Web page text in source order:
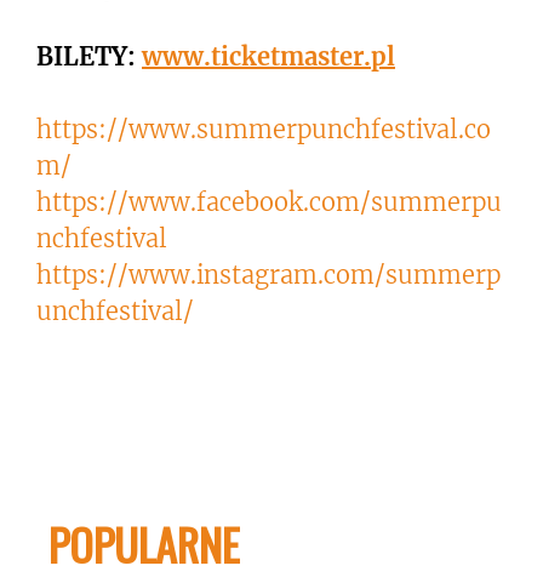
BILETY:www.ticketmaster.pl
https://www.summerpunchfestival.co
m/
https://www.facebook.com/summerpu
nchfestival
https://www.instagram.com/summerp
unchfestival/
POPULARNE